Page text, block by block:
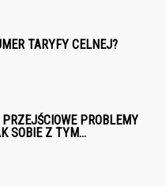
TARYFY CELNEJ?
PROBLEMY
SOBIE Z TYM...